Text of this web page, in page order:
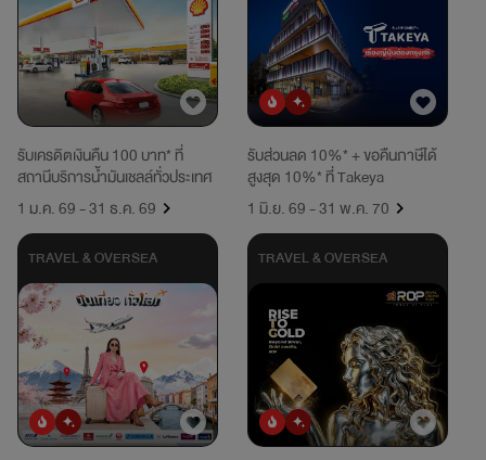
รับเครดิตเงินคืน 100 บาท* ที่
สถานีบริการน้ำมันเชลล์ทั่วประเทศ
1 ม.ค. 69 - 31 ธ.ค. 69
ยอดนิยมมาใหม่
รับส่วนลด 10%* + ขอคืนภาษีได้
สูงสุด 10%* ที่ Takeya
1 มิ.ย. 69 - 31 พ.ค. 70
TRAVEL & OVERSEA
ยอดนิยมมาใหม่
TRAVEL & OVERSEA
ยอดนิยมมาใหม่